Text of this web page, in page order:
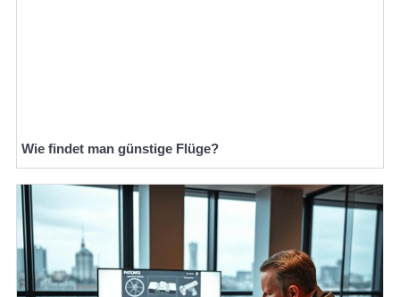
Wie findet man günstige Flüge?